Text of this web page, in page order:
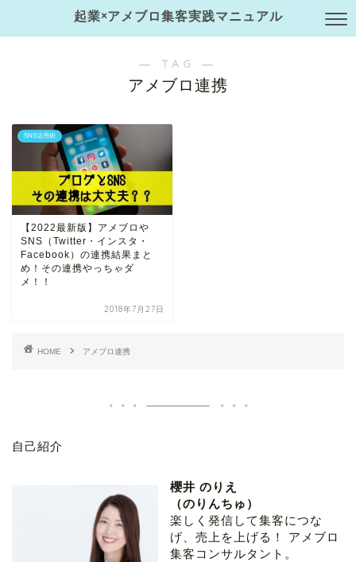
起業×アメブロ集客実践マニュアル
― TAG ―
アメブロ連携
SNS活用術
【2022最新版】アメブロや
SNS（Twitter・インスタ・
Facebook）の連携結果まと
め！その連携やっちゃダ
メ！！
2018年7月27日
HOME アメブロ連携
自己紹介
櫻井 のりえ
（のりんちゅ）
楽しく発信して集客につな
げ、売上を上げる！ アメブロ
集客コンサルタント。